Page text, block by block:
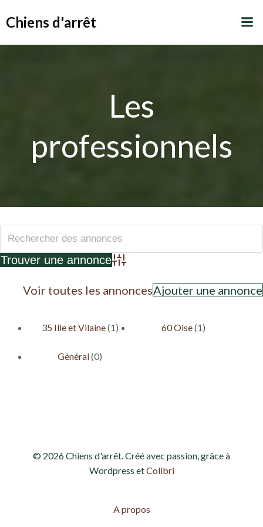
Chiens d'arrêt
Les
professionnels
Advanced Search
Voir toutes les annoncesAjouter une annonce
35 Ille et Vilaine(1) 60 Oise(1)
Général(0)
© 2026 Chiens d'arrêt. Créé avec passion, grâce à
Wordpress etColibri
A propos